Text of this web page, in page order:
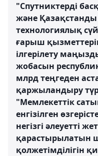
"Спутниктерді
және Қазақстанды
технологиялық
ғарыш
ілгерілету
жобасын
млрд теңгеден
қаржыландыру
"Мемлекеттік
енгізілген
негізгі әлеуетті
қарастырылатын
қолжетімділігін